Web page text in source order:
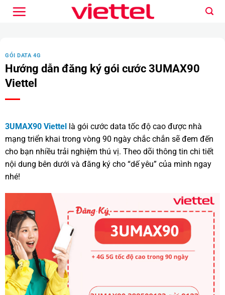
qua
GÓI DATA 4G
Hướng dẫn đăng ký gói cước 3UMAX90
Viettel
3UMAX90 Viettel là gói cước data tốc độ cao được nhà
mạng triển khai trong vòng 90 ngày chắc chắn sẽ đem đến
cho bạn nhiều trải nghiệm thú vị. Theo dõi thông tin chi tiết
nội dung bên dưới và đăng ký cho “dế yêu” của mình ngay
nhé!